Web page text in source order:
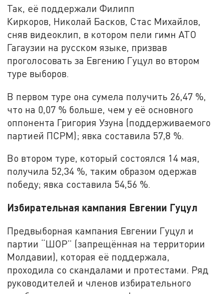
Так, её поддержали Филипп
Киркоров, Николай Басков, Стас Михайлов,
сняв видеоклип, в котором пели гимн АТО
Гагаузии на русском языке, призвав
проголосовать за Евгению Гуцул во втором
туре выборов.
В первом туре она сумела получить 26,47 %,
что на 0,07 % больше, чем у её основного
оппонента Григория Узуна (поддерживаемого
партией ПСРМ); явка составила 57,8 %.
Во втором туре, который состоялся 14 мая,
получила 52,34 %, таким образом одержав
победу; явка составила 54,56 %.
Избирательная кампания Евгении Гуцул
Предвыборная кампания Евгении Гуцул и
партии “ШОР” (запрещённая на территории
Молдавии), которая её поддержала,
проходила со скандалами и протестами. Ряд
руководителей и членов избирательного